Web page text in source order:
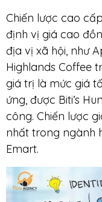
Chiến lược cao
định vị giá cao
địa vị xã hội, như
Highlands Coffee
giá trị là mức giá
ứng, được Biti’s
công. Chiến lược
nhất trong ngành
Emart.